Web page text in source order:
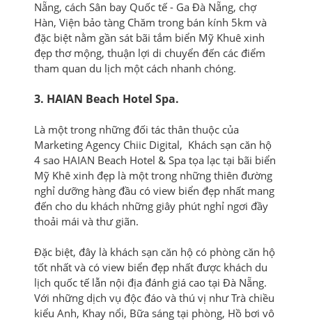
Nẵng, cách Sân bay Quốc tế - Ga Đà Nẵng, chợ
Hàn, Viện bảo tàng Chăm trong bán kính 5km và
đặc biệt nằm gần sát bãi tắm biển Mỹ Khuê xinh
đẹp thơ mộng, thuận lợi di chuyển đến các điểm
tham quan du lịch một cách nhanh chóng.
3. HAIAN Beach Hotel Spa.
Là một trong những đối tác thân thuộc của
Marketing Agency Chiic Digital, Khách sạn căn hộ
4 sao HAIAN Beach Hotel & Spa tọa lạc tại bãi biển
Mỹ Khê xinh đẹp là một trong những thiên đường
nghỉ dưỡng hàng đầu có view biển đẹp nhất mang
đến cho du khách những giây phút nghỉ ngơi đầy
thoải mái và thư giãn.
Đặc biệt, đây là khách sạn căn hộ có phòng căn hộ
tốt nhất và có view biển đẹp nhất được khách du
lịch quốc tế lẫn nội địa đánh giá cao tại Đà Nẵng.
Với những dịch vụ độc đáo và thú vị như Trà chiều
kiểu Anh, Khay nổi, Bữa sáng tại phòng, Hồ bơi vô